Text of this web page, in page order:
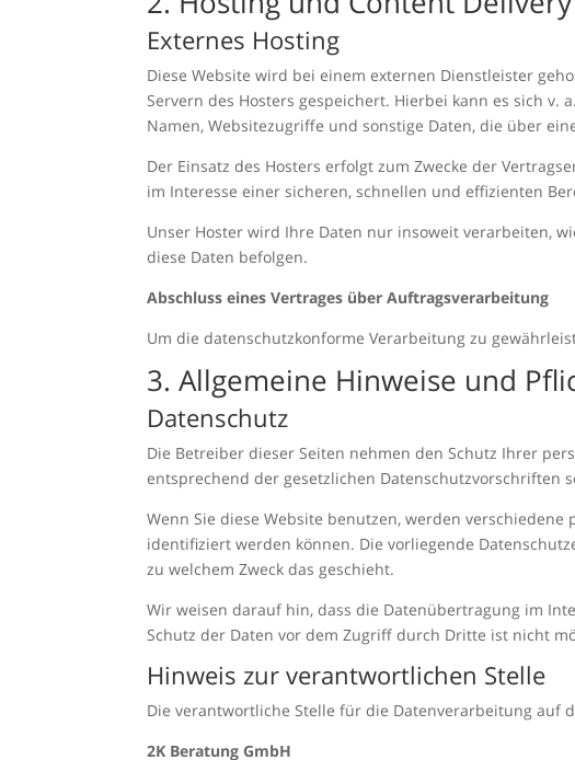
Externes Hosting
Diese Website wird bei einem externen Dienstleister
Servern des Hosters gespeichert. Hierbei kann es sich v.
Namen, Websitezugriffe und sonstige Daten, die über
Der Einsatz des Hosters erfolgt zum Zwecke der
im Interesse einer sicheren, schnellen und effizienten
Unser Hoster wird Ihre Daten nur insoweit verarbeiten,
diese Daten befolgen.
Abschluss eines Vertrages über Auftragsverarbeitung
Um die datenschutzkonforme Verarbeitung zu
3. Allgemeine Hinweise und
Datenschutz
Die Betreiber dieser Seiten nehmen den Schutz Ihrer
entsprechend der gesetzlichen Datenschutzvorschriften
Wenn Sie diese Website benutzen, werden
identifiziert werden können. Die vorliegende
zu welchem Zweck das geschieht.
Wir weisen darauf hin, dass die Datenübertragung im
Schutz der Daten vor dem Zugriff durch Dritte ist nicht
Hinweis zur verantwortlichen Stelle
Die verantwortliche Stelle für die Datenverarbeitung auf
2K Beratung GmbH